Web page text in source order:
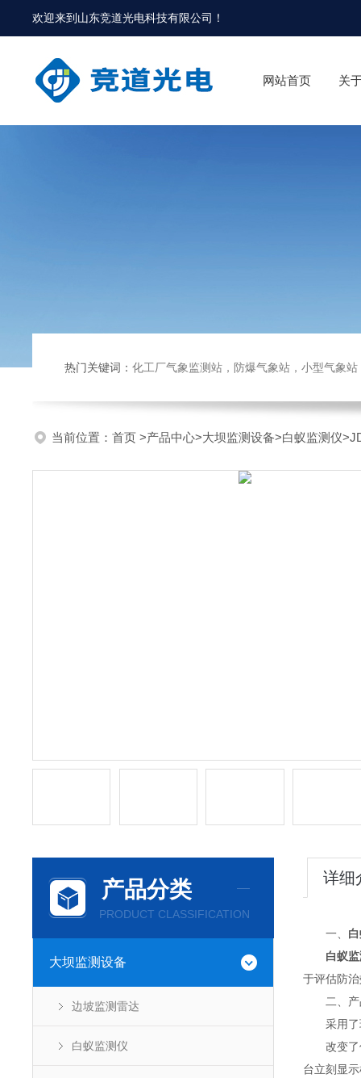
欢迎来到 山东竞道光电科技有限公司 ！
网站首页 关
热门关键词： 化工厂气象监测站，防爆气象站，小型气象站，化
当前位置： 首页 >产品中心>大坝监测设备>白蚁监测仪
产品分类
PRODUCT CLASSIFICATION
大坝监测设备
边坡监测雷达
白蚁监测仪
详细
一、
白蚁
于评估防
二、产
采用了环
改变了传
台立刻显